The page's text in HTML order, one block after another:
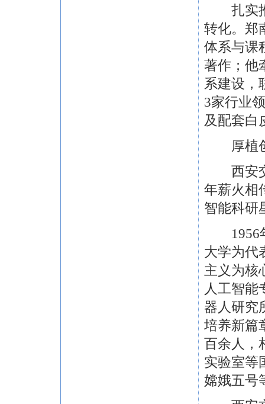
扎实推
转化。郑
体系与课
著作；他
系建设，
3家行业
及配套白
厚植创
西安交
年薪火相
智能科研
1956年
大学为代
主义为核
人工智
器人研究
培养新篇
百余人，
实验室等
嫦娥五号